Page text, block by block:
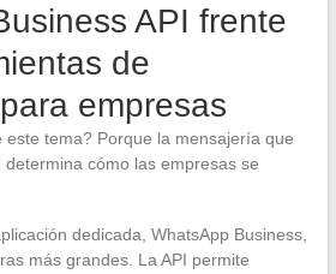
API frente
de
empresas
tema? Porque la mensajería que
cómo las empresas se
dedicada, WhatsApp Business,
más grandes. La API permite